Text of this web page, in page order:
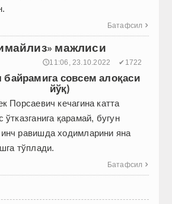
Батафсил 
мажлиси
🕔11:06, 23.10.2022 ✔1722
байрамига совсем алоқаси
йўқ)
Порсаевич кечагина катта
ўтказганига қарамай, бугун
равишда ходимларини яна
тўплади.
Батафсил 